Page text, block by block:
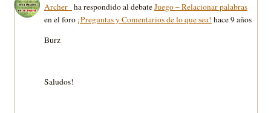
Archer_ ha respondido al debateJuego – Relacionar palabras
en el foro ¡Preguntas y Comentarios de lo que sea! hace 9 años
Burz
Saludos!